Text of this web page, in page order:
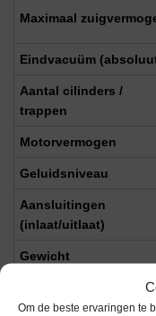
Om de beste ervaringen te
Maximaal
Eindvacuüm
Aantal cilinders /
trappen
Motorvermogen
Geluidsniveau
Aansluitingen
(inlaat/uitlaat)
Gewicht
Afmetingen (L x B x